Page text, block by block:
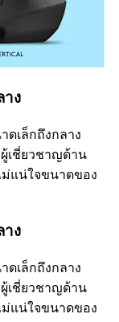
าง
ดเล็กถึงกลาง
เชี่ยวชาญด้าน
ม่แน่ใจขนาดของ
าง
ดเล็กถึงกลาง
เชี่ยวชาญด้าน
ม่แน่ใจขนาดของ